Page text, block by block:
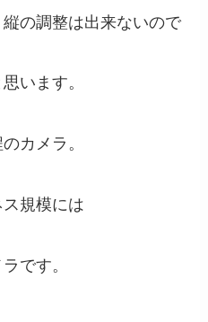
の調整は出来ないので
います。
カメラ。
規模には
です。